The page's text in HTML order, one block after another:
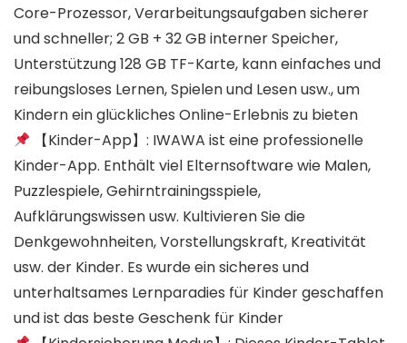
Core-Prozessor, Verarbeitungsaufgaben sicherer
und schneller; 2 GB + 32 GB interner Speicher,
Unterstützung 128 GB TF-Karte, kann einfaches und
reibungsloses Lernen, Spielen und Lesen usw., um
Kindern ein glückliches Online-Erlebnis zu bieten
【Kinder-App】: IWAWA ist eine professionelle
Kinder-App. Enthält viel Elternsoftware wie Malen,
Puzzlespiele, Gehirntrainingsspiele,
Aufklärungswissen usw. Kultivieren Sie die
Denkgewohnheiten, Vorstellungskraft, Kreativität
usw. der Kinder. Es wurde ein sicheres und
unterhaltsames Lernparadies für Kinder geschaffen
und ist das beste Geschenk für Kinder